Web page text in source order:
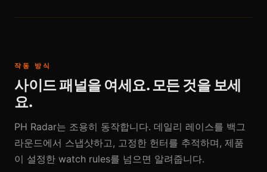
작동 방식
사이드 패널을 여세요. 모든 것을 보세
요.
PH Radar는 조용히 동작합니다. 데일리 레이스를 백그
라운드에서 스냅샷하고, 고정한 헌터를 추적하며, 제품
이 설정한 watch rules를 넘으면 알려줍니다.